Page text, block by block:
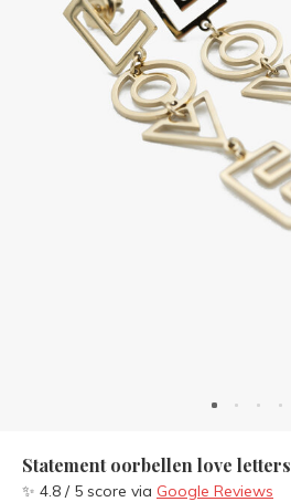
Statement oorbellen love letters
✨ 4.8 / 5 score via Google Reviews